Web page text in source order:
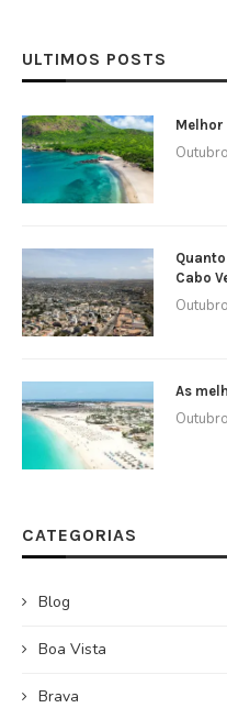
ULTIMOS POSTS
Melhor
Cabo
As
CATEGORIAS
Blog
Boa Vista
Brava